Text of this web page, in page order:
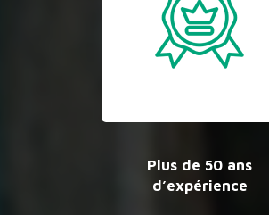
Plus de 50 ans
d’expérience